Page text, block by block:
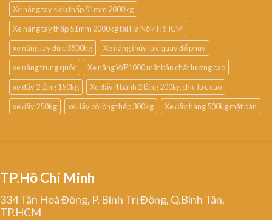
Xe nâng tay siêu thấp 51mm 2000kg
Xe nâng tay thấp 51mm 2000kg tại Hà Nội/TP.HCM
xe nâng tay đức 3500kg
Xe nâng thủy lực quay đổ phuy
xe nâng trung quốc
Xe nâng WP1000 mặt bàn chất lượng cao
xe đẩy 2 tầng 150kg
Xe đẩy 4 bánh 2 tầng 200kg chịu lực cao
xe đẩy 250kg
xe đẩy có lòng thép 300kg Xe đẩy hàng 500kg mặt bàn
TP.Hồ Chí Minh
334 Tân Hoà Đông, P. Bình Trị Đông, Q.Bình Tân,
TP.HCM